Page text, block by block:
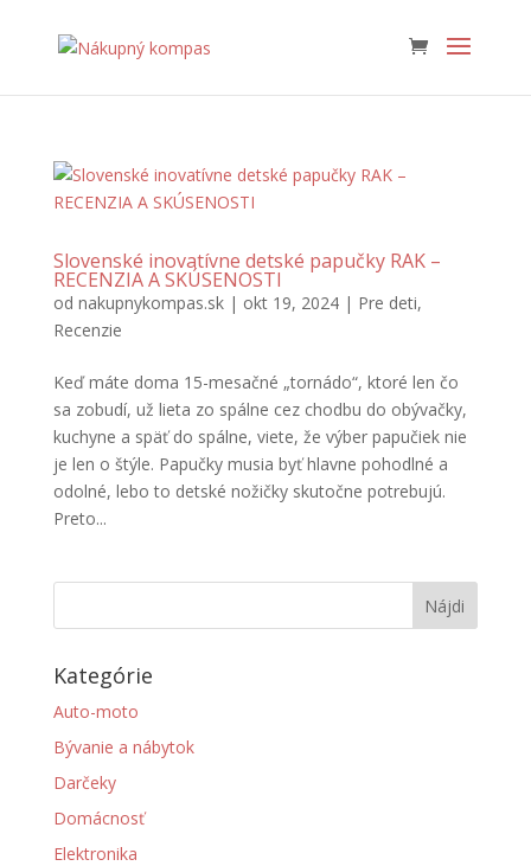
Slovenské inovatívne detské papučky RAK –
RECENZIA A SKÚSENOSTI
od nakupnykompas.sk| okt 19, 2024| Pre deti,
Recenzie
Keď máte doma 15-mesačné „tornádo“, ktoré len čo
sa zobudí, už lieta zo spálne cez chodbu do obývačky,
kuchyne a späť do spálne, viete, že výber papučiek nie
je len o štýle. Papučky musia byť hlavne pohodlné a
odolné, lebo to detské nožičky skutočne potrebujú.
Preto...
Kategórie
Auto-moto
Bývanie a nábytok
Darčeky
Domácnosť
Elektronika